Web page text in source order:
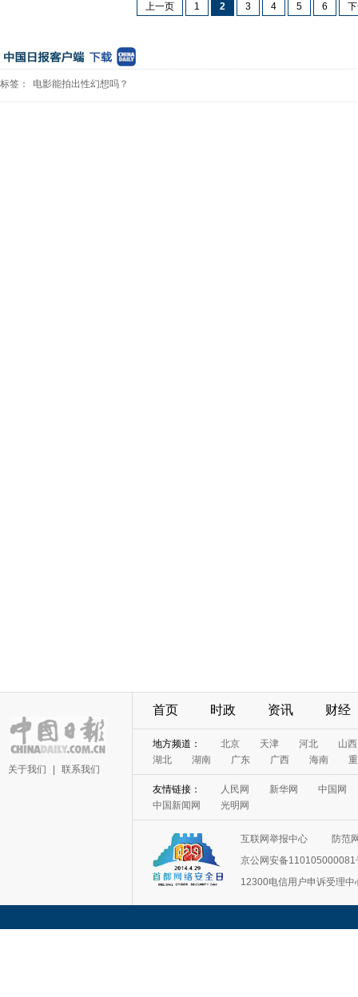
上一页 1 2 3 4 5 6
标签： 电影能拍出性幻想吗？
关于我们 联系我们
首页 时政 资讯 财经
地方频道： 北京 天津 河北
山西
湖北
湖南 广东 广西 海南
友情链接： 人民网 新华网
中国网
中国新闻网
光明网
互联网举报中心
防范
京公网安备110105000081
12300电信用户申诉受理中